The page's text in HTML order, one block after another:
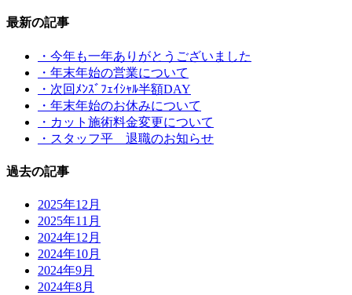
最新の記事
・今年も一年ありがとうございました
・年末年始の営業について
・次回ﾒﾝｽﾞﾌｪｲｼｬﾙ半額DAY
・年末年始のお休みについて
・カット施術料金変更について
・スタッフ平 退職のお知らせ
過去の記事
2025年12月
2025年11月
2024年12月
2024年10月
2024年9月
2024年8月